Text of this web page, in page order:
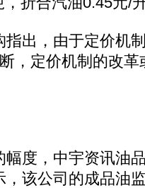
出，由于定价机
，定价机制的改
度，中宇资讯油
该公司的成品油